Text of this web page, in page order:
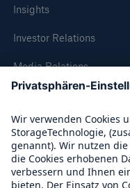
Insights
Investor Relations
Media Relations
Compliance
Über Munich Re
MIRA Digital Suite